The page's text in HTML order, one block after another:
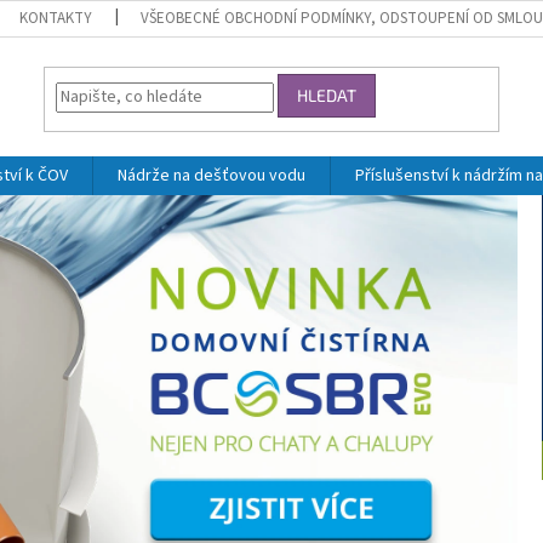
KONTAKTY VŠEOBECNÉ OBCHODNÍ PODMÍNKY, ODSTOUPENÍ OD
HLEDAT
k ČOV Nádrže na dešťovou vodu Příslušenství k nádržím